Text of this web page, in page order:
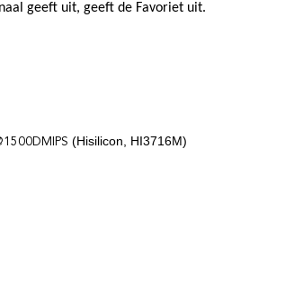
geeft uit, geeft de Favoriet uit.
(Hisilicon, HI3716M)